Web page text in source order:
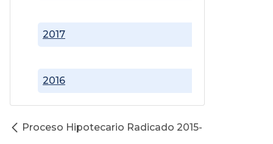
2016
2017
Proceso Hipotecario Radicado 2015-